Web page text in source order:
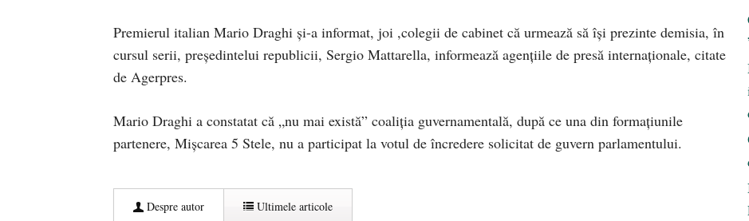
Premierul italian Mario Draghi şi-a informat, joi ,colegii de cabinet că urmează să îşi prezinte demisia, în
cursul serii, preşedintelui republicii, Sergio Mattarella, informează agenţiile de presă internaţionale, citate
de Agerpres.
Mario Draghi a constatat că „nu mai există” coaliţia guvernamentală, după ce una din formaţiunile
partenere, Mişcarea 5 Stele, nu a participat la votul de încredere solicitat de guvern parlamentului.
Despre autor Ultimele articole